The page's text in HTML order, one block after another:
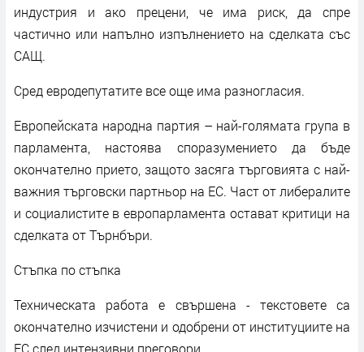
индустрия и ако прецени, че има риск, да спре
частично или напълно изпълнението на сделката със
САЩ.
Сред евродепутатите все още има разногласия.
Европейската народна партия – най-голямата група в
парламента, настоява споразумението да бъде
окончателно прието, защото засяга търговията с най-
важния търговски партньор на ЕС. Част от либералите
и социалистите в европарламента остават критици на
сделката от Търнбъри.
Стъпка по стъпка
Техническата работа е свършена - текстовете са
окончателно изчистени и одобрени от институциите на
ЕС след интензивни преговори.